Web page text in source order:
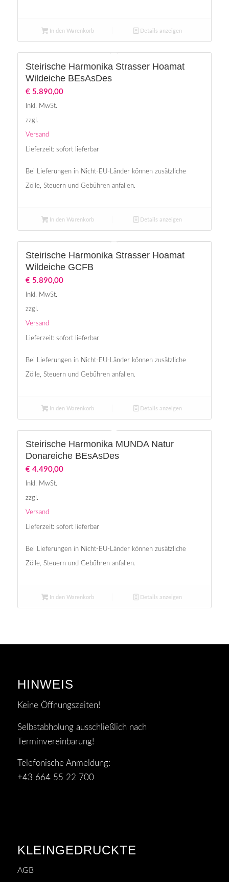
In den Warenkorb Details anzeigen
Steirische Harmonika Strasser Hoamat
Wildeiche BEsAsDes
€5.890,00
Inkl. MwSt.
zzgl.
Versand
Lieferzeit: sofort lieferbar
Bei Lieferungen in Nicht-EU-Länder können zusätzliche
Zölle, Steuern und Gebühren anfallen.
In den Warenkorb Details anzeigen
Steirische Harmonika Strasser Hoamat
Wildeiche GCFB
€5.890,00
Inkl. MwSt.
zzgl.
Versand
Lieferzeit: sofort lieferbar
Bei Lieferungen in Nicht-EU-Länder können zusätzliche
Zölle, Steuern und Gebühren anfallen.
In den Warenkorb Details anzeigen
Steirische Harmonika MUNDA Natur
Donareiche BEsAsDes
€4.490,00
Inkl. MwSt.
zzgl.
Versand
Lieferzeit: sofort lieferbar
Bei Lieferungen in Nicht-EU-Länder können zusätzliche
Zölle, Steuern und Gebühren anfallen.
In den Warenkorb Details anzeigen
HINWEIS
Keine Öffnungszeiten!
Selbstabholung ausschließlich nach
Terminvereinbarung!
Telefonische Anmeldung:
+43 664 55 22 700
KLEINGEDRUCKTE
AGB